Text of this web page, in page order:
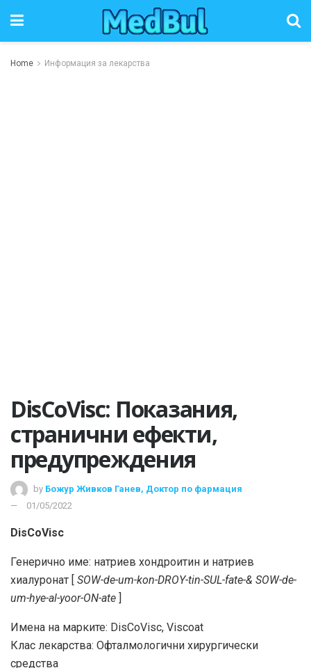
Home Информация за лекарства
DisCoVisc: Показания,
странични ефекти,
предупреждения
by Божур Живков Ганев, Доктор по фармация
01/05/2022
DisCoVisc
Генерично име: натриев хондроитин и натриев
хиалуронат [ SOW-de-um-kon-DROY-tin-SUL-fate-& SOW-de-
um-hye-al-yoor-ON-ate ]
Имена на марките: DisCoVisc, Viscoat
Клас лекарства: Офталмологични хирургически
средства